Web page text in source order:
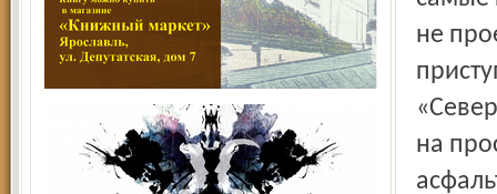
не
на